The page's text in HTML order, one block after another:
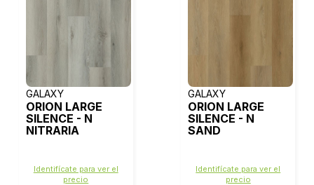
GALAXY
ORION LARGE
SILENCE - N
NITRARIA
Identifícate para ver el
precio
GALAXY
ORION LARGE
SILENCE - N
SAND
Identifícate para ver el
precio